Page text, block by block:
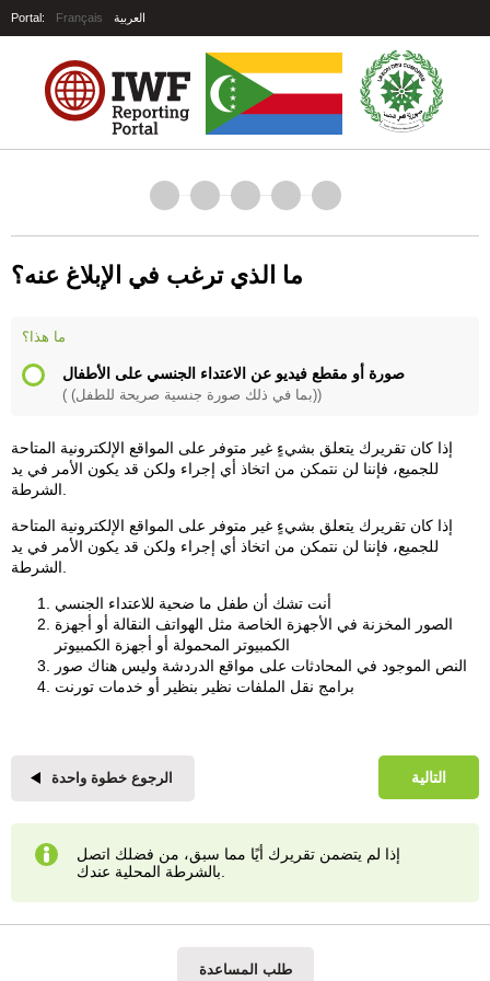
Portal: Français العربية
ما الذي ترغب في الإبلاغ عنه؟
ما هذا؟
صورة أو مقطع فيديو عن الاعتداء الجنسي على الأطفال
( (بما في ذلك صورة جنسية صريحة للطفل))
إذا كان تقريرك يتعلق بشيءٍ غير متوفر على المواقع الإلكترونية المتاحة
للجميع، فإننا لن نتمكن من اتخاذ أي إجراء ولكن قد يكون الأمر في يد
إذا كان تقريرك يتعلق بشيءٍ غير متوفر على المواقع الإلكترونية المتاحة
للجميع، فإننا لن نتمكن من اتخاذ أي إجراء ولكن قد يكون الأمر في يد
أنت تشك أن طفل ما ضحية للاعتداء الجنسي
الصور المخزنة في الأجهزة الخاصة مثل الهواتف النقالة أو أجهزة
الكمبيوتر المحمولة أو أجهزة الكمبيوتر
النص الموجود في المحادثات على مواقع الدردشة وليس هناك صور
برامج نقل الملفات نظير بنظير أو خدمات تورنت
الرجوع خطوة واحدة التالية
إذا لم يتضمن تقريرك أيًا مما سبق، من فضلك اتصل
طلب المساعدة